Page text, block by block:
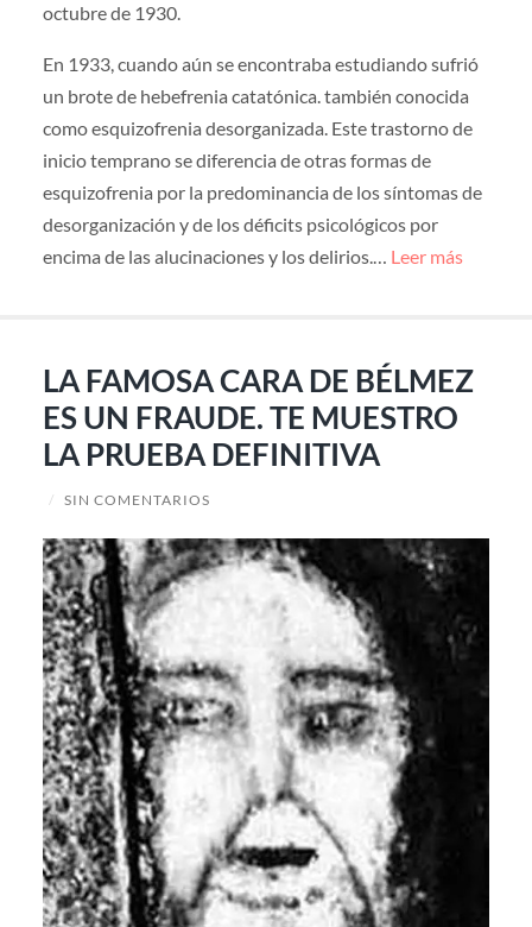
octubre de 1930.
En 1933, cuando aún se encontraba estudiando sufrió
un brote de hebefrenia catatónica. también conocida
como esquizofrenia desorganizada. Este trastorno de
inicio temprano se diferencia de otras formas de
esquizofrenia por la predominancia de los síntomas de
desorganización y de los déficits psicológicos por
encima de las alucinaciones y los delirios.… Leer más
LA FAMOSA CARA DE BÉLMEZ
ES UN FRAUDE. TE MUESTRO
LA PRUEBA DEFINITIVA
/ SIN COMENTARIOS